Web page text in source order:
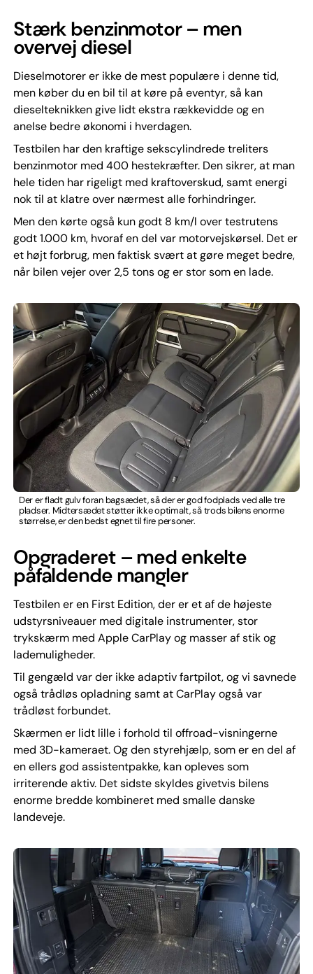
Stærk benzinmotor – men
overvej diesel
Dieselmotorer er ikke de mest populære i denne tid,
men køber du en bil til at køre på eventyr, så kan
dieselteknikken give lidt ekstra rækkevidde og en
anelse bedre økonomi i hverdagen.
Testbilen har den kraftige sekscylindrede treliters
benzinmotor med 400 hestekræfter. Den sikrer, at man
hele tiden har rigeligt med kraftoverskud, samt energi
nok til at klatre over nærmest alle forhindringer.
Men den kørte også kun godt 8 km/l over testrutens
godt 1.000 km, hvoraf en del var motorvejskørsel. Det er
et højt forbrug, men faktisk svært at gøre meget bedre,
når bilen vejer over 2,5 tons og er stor som en lade.
Der er fladt gulv foran bagsædet, så der er god fodplads ved alle tre
pladser. Midtersædet støtter ikke optimalt, så trods bilens enorme
størrelse, er den bedst egnet til fire personer.
Opgraderet – med enkelte
påfaldende mangler
Testbilen er en First Edition, der er et af de højeste
udstyrsniveauer med digitale instrumenter, stor
trykskærm med Apple CarPlay og masser af stik og
lademuligheder.
Til gengæld var der ikke adaptiv fartpilot, og vi savnede
også trådløs opladning samt at CarPlay også var
trådløst forbundet.
Skærmen er lidt lille i forhold til offroad-visningerne
med 3D-kameraet. Og den styrehjælp, som er en del af
en ellers god assistentpakke, kan opleves som
irriterende aktiv. Det sidste skyldes givetvis bilens
enorme bredde kombineret med smalle danske
landeveje.